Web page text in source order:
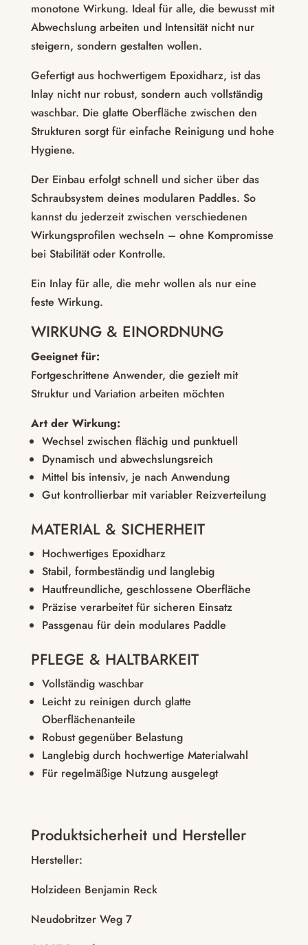
monotone Wirkung. Ideal für alle, die bewusst mit
Abwechslung arbeiten und Intensität nicht nur
steigern, sondern gestalten wollen.
Gefertigt aus hochwertigem Epoxidharz, ist das
Inlay nicht nur robust, sondern auch vollständig
waschbar. Die glatte Oberfläche zwischen den
Strukturen sorgt für einfache Reinigung und hohe
Hygiene.
Der Einbau erfolgt schnell und sicher über das
Schraubsystem deines modularen Paddles. So
kannst du jederzeit zwischen verschiedenen
Wirkungsprofilen wechseln – ohne Kompromisse
bei Stabilität oder Kontrolle.
Ein Inlay für alle, die mehr wollen als nur eine
feste Wirkung.
WIRKUNG & EINORDNUNG
Geeignet für:
Fortgeschrittene Anwender, die gezielt mit
Struktur und Variation arbeiten möchten
Art der Wirkung:
Wechsel zwischen flächig und punktuell
Dynamisch und abwechslungsreich
Mittel bis intensiv, je nach Anwendung
Gut kontrollierbar mit variabler Reizverteilung
MATERIAL & SICHERHEIT
Hochwertiges Epoxidharz
Stabil, formbeständig und langlebig
Hautfreundliche, geschlossene Oberfläche
Präzise verarbeitet für sicheren Einsatz
Passgenau für dein modulares Paddle
PFLEGE & HALTBARKEIT
Vollständig waschbar
Leicht zu reinigen durch glatte
Oberflächenanteile
Robust gegenüber Belastung
Langlebig durch hochwertige Materialwahl
Für regelmäßige Nutzung ausgelegt
Produktsicherheit und Hersteller
Hersteller:
Holzideen Benjamin Reck
Neudobritzer Weg 7